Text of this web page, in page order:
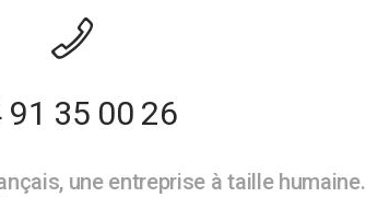
91 35 00 26
une entreprise à taille humaine.